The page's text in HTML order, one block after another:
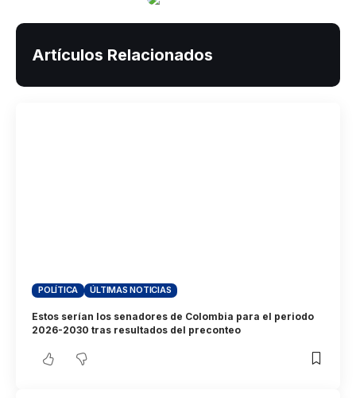
Artículos Relacionados
POLÍTICA ÚLTIMAS NOTICIAS
Estos serían los senadores de Colombia para el periodo
2026-2030 tras resultados del preconteo